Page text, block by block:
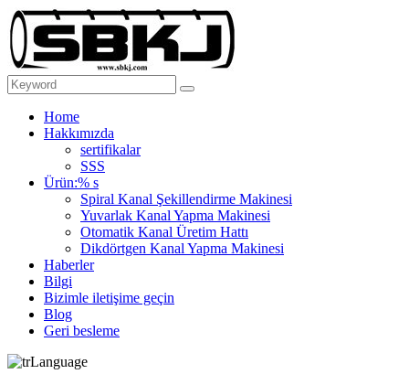
Home
Hakkımızda
sertifikalar
SSS
Ürün:% s
Spiral Kanal Şekillendirme Makinesi
Yuvarlak Kanal Yapma Makinesi
Otomatik Kanal Üretim Hattı
Dikdörtgen Kanal Yapma Makinesi
Haberler
Bilgi
Bizimle iletişime geçin
Blog
Geri besleme
Language